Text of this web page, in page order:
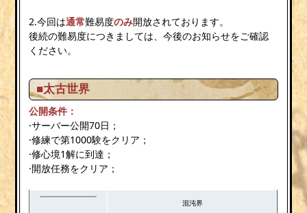
2.今回は通常難易度のみ開放されております。
後続の難易度につきましては、今後のお知らせをご確認
ください。
■太古世界
公開条件：
·サーバー公開70日；
·修練で第1000験をクリア；
·修心境1解に到達；
·開放任務をクリア；
混沌界